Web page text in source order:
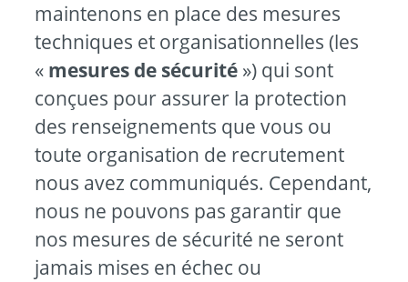
maintenons en place des mesures
techniques et organisationnelles (les
« mesures de sécurité ») qui sont
conçues pour assurer la protection
des renseignements que vous ou
toute organisation de recrutement
nous avez communiqués. Cependant,
nous ne pouvons pas garantir que
nos mesures de sécurité ne seront
jamais mises en échec ou